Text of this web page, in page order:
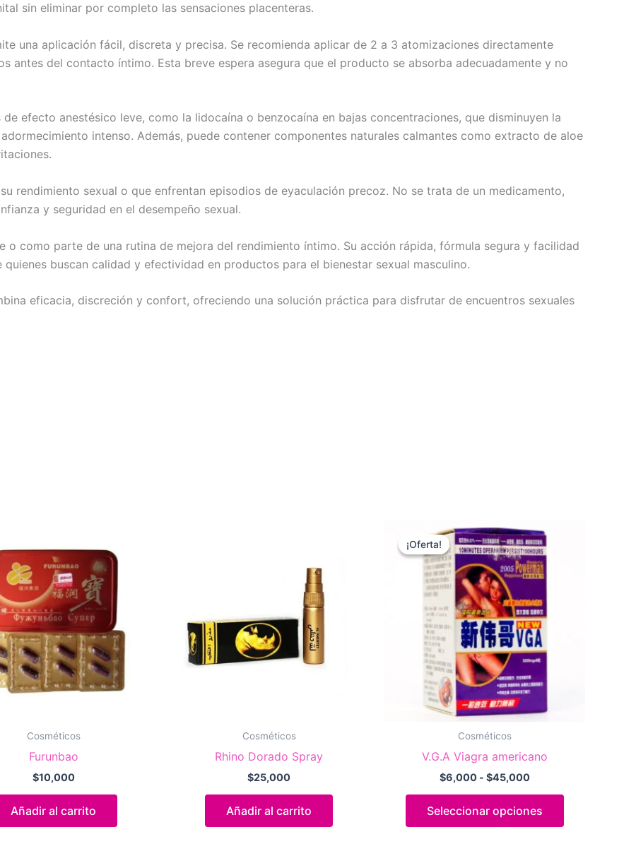
sin eliminar por completo las sensaciones placenteras.
una aplicación fácil, discreta y precisa. Se recomienda aplicar de 2 a 3 atomizaciones directamente
antes del contacto íntimo. Esta breve espera asegura que el producto se absorba adecuadamente y no
efecto anestésico leve, como la lidocaína o benzocaína en bajas concentraciones, que disminuyen la
intenso. Además, puede contener componentes naturales calmantes como extracto de aloe
rendimiento sexual o que enfrentan episodios de eyaculación precoz. No se trata de un medicamento,
y seguridad en el desempeño sexual.
o como parte de una rutina de mejora del rendimiento íntimo. Su acción rápida, fórmula segura y facilidad
buscan calidad y efectividad en productos para el bienestar sexual masculino.
eficacia, discreción y confort, ofreciendo una solución práctica para disfrutar de encuentros sexuales
Cosméticos
Furunbao
$10,000
Añadir al carrito
Cosméticos
Rhino Dorado Spray
$25,000
Añadir al carrito
¡Oferta!
¡Oferta!
Cosméticos
V.G.A Viagra americano
$6,000 - $45,000Rango
desde
$6,000
Seleccionar opciones
Este